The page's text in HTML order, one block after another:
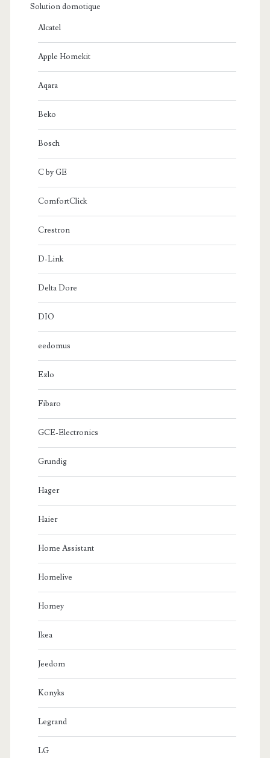
Solution domotique
Alcatel
Apple Homekit
Aqara
Beko
Bosch
C by GE
ComfortClick
Crestron
D-Link
Delta Dore
DIO
eedomus
Ezlo
Fibaro
GCE-Electronics
Grundig
Hager
Haier
Home Assistant
Homelive
Homey
Ikea
Jeedom
Konyks
Legrand
LG